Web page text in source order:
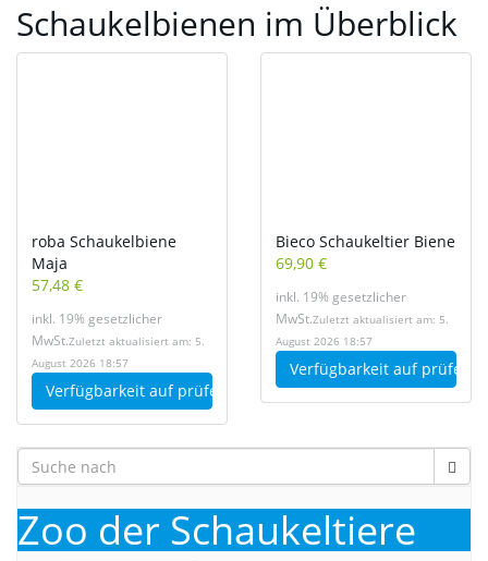
Schaukelbienen im Überblick
roba Schaukelbiene
Maja
57,48 €
inkl. 19% gesetzlicher
MwSt.Zuletzt aktualisiert am: 5.
August 2026 18:57
Verfügbarkeit auf prüfen
Bieco Schaukeltier Biene
69,90 €
inkl. 19% gesetzlicher
MwSt.Zuletzt aktualisiert am: 5.
August 2026 18:57
Verfügbarkeit auf prüfen
Zoo der Schaukeltiere